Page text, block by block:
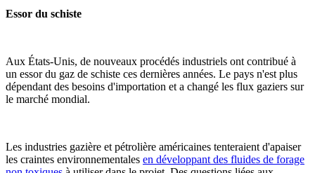
Essor du schiste
Aux États-Unis, de nouveaux procédés industriels ont contribué à
un essor du gaz de schiste ces dernières années. Le pays n'est plus
dépendant des besoins d'importation et a changé les flux gaziers sur
le marché mondial.
Les industries gazière et pétrolière américaines tenteraient d'apaiser
les craintes environnementales en développant des fluides de forage